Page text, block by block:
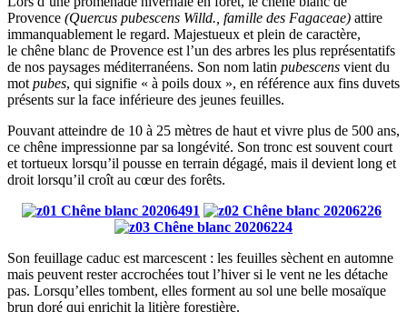
Provence (Quercus pubescens Willd., famille des Fagaceae) attire
immanquablement le regard. Majestueux et plein de caractère,
le chêne blanc de Provence est l’un des arbres les plus représentatifs
de nos paysages méditerranéens. Son nom latin pubescens vient du
mot pubes, qui signifie « à poils doux », en référence aux fins duvets
présents sur la face inférieure des jeunes feuilles.
Pouvant atteindre de 10 à 25 mètres de haut et vivre plus de 500 ans,
ce chêne impressionne par sa longévité. Son tronc est souvent court
et tortueux lorsqu’il pousse en terrain dégagé, mais il devient long et
droit lorsqu’il croît au cœur des forêts.
Son feuillage caduc est marcescent : les feuilles sèchent en automne
mais peuvent rester accrochées tout l’hiver si le vent ne les détache
pas. Lorsqu’elles tombent, elles forment au sol une belle mosaïque
brun doré qui enrichit la litière forestière.